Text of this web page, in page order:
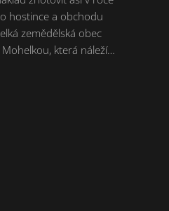
hostince a obchodu
zemědělská obec
která náleží